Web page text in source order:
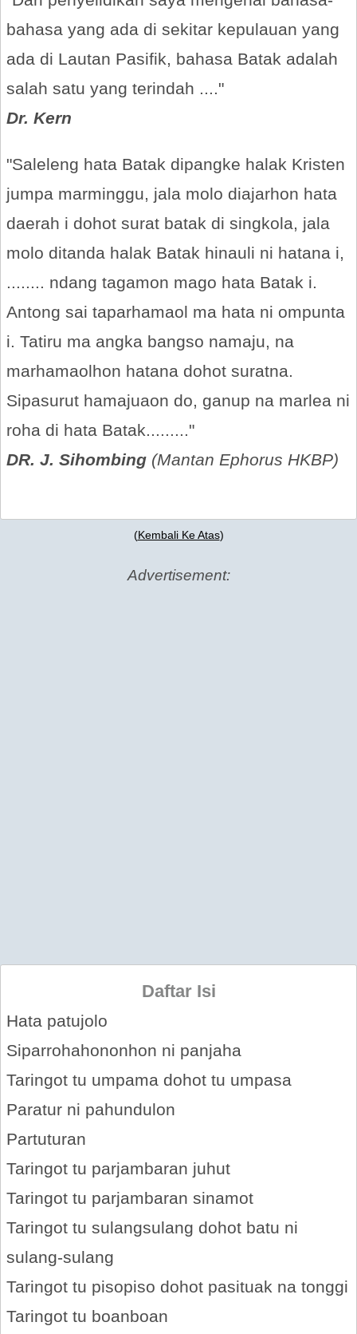
bahasa yang ada di sekitar kepulauan yang
ada di Lautan Pasifik, bahasa Batak adalah
salah satu yang terindah ...."
Dr. Kern
"Saleleng hata Batak dipangke halak Kristen
jumpa marminggu, jala molo diajarhon hata
daerah i dohot surat batak di singkola, jala
molo ditanda halak Batak hinauli ni hatana i,
........ ndang tagamon mago hata Batak i.
Antong sai taparhamaol ma hata ni ompunta
i. Tatiru ma angka bangso namaju, na
marhamaolhon hatana dohot suratna.
Sipasurut hamajuaon do, ganup na marlea ni
roha di hata Batak........."
DR. J. Sihombing (Mantan Ephorus HKBP)
(Kembali Ke Atas)
Advertisement:
Daftar Isi
Hata patujolo
Siparrohahononhon ni panjaha
Taringot tu umpama dohot tu umpasa
Paratur ni pahundulon
Partuturan
Taringot tu parjambaran juhut
Taringot tu parjambaran sinamot
Taringot tu sulangsulang dohot batu ni
sulang-sulang
Taringot tu pisopiso dohot pasituak na tonggi
Taringot tu boanboan